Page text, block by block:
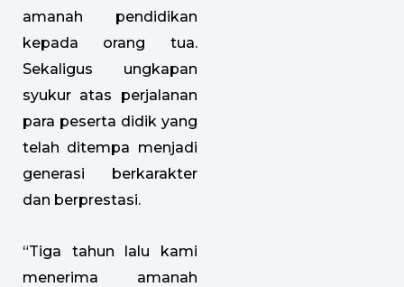
amanah pendidikan
kepada orang tua.
Sekaligus ungkapan
syukur atas perjalanan
para peserta didik yang
telah ditempa menjadi
generasi berkarakter
dan berprestasi.
“Tiga tahun lalu kami
menerima amanah